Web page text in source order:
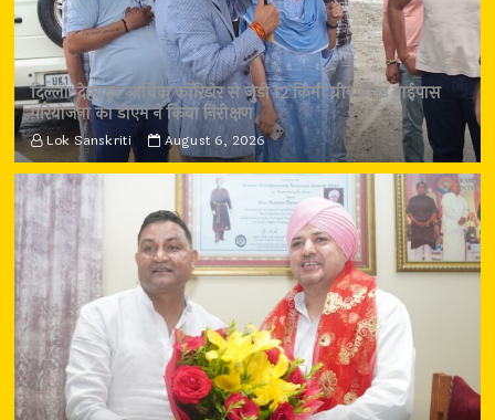
दिल्ली-देहरादून आर्थिक कॉरिडोर से जुड़ी 12 किमी ग्रीनफील्ड बाईपास
परियोजना का डीएम ने किया निरीक्षण
Lok Sanskriti August 6, 2026